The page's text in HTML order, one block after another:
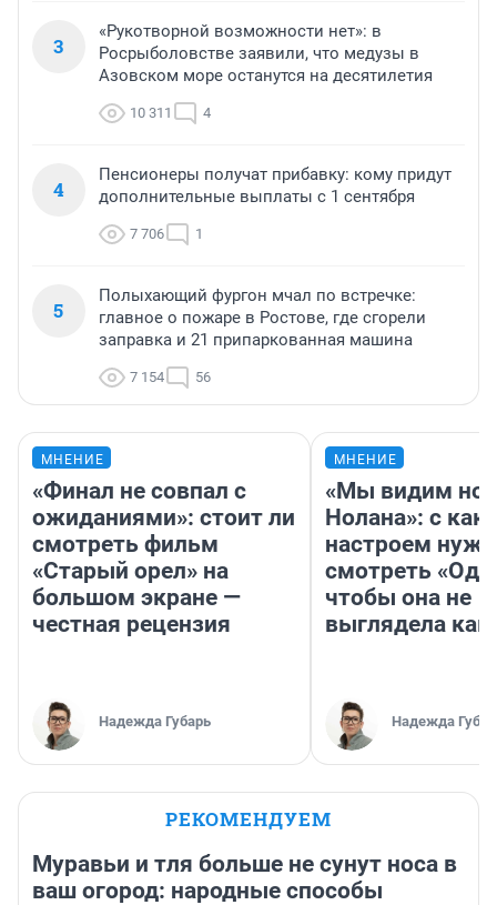
3
«Рукотворной возможности нет»: в
Росрыболовстве заявили, что медузы в
Азовском море останутся на десятилетия
10 311 4
4
Пенсионеры получат прибавку: кому придут
дополнительные выплаты с 1 сентября
7 706 1
5
Полыхающий фургон мчал по встречке:
главное о пожаре в Ростове, где сгорели
заправка и 21 припаркованная машина
7 154 56
МНЕНИЕ
«Финал не совпал с
ожиданиями»: стоит ли
смотреть фильм
«Старый орел» на
большом экране —
честная рецензия
Надежда Губарь
МНЕНИЕ
«Мы видим
Нолана»: с
настроем
смотреть
чтобы она не
выглядела как
Надежда
РЕКОМЕНДУЕМ
Муравьи и тля больше не сунут носа в
ваш огород: народные способы